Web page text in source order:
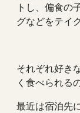
トし、偏食の
グなどをテイ
それぞれ好き
く食べられる
最近は宿泊先